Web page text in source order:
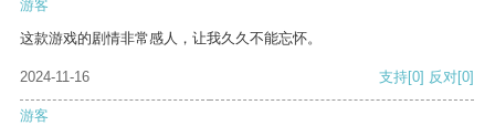
游客
这款游戏的剧情非常感人，让我久久不能忘怀。
2024-11-16 支持[0] 反对[0]
游客